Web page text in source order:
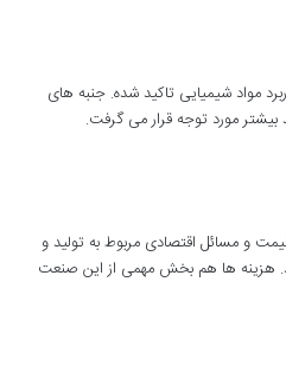
مواد شیمیایی تاکید شده. جنبه های
بیشتر مورد توجه قرار می گرفت.
و مسائل اقتصادی مربوط به تولید و
هزینه ها هم بخش مهمی از این صنعت